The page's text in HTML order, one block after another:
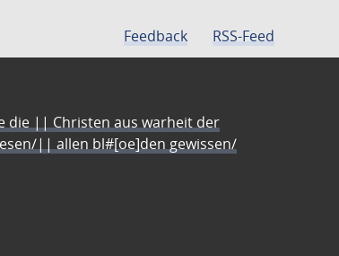
Feedback RSS-Feed
die || Christen aus warheit der
|| allen bl#[oe]den gewissen/